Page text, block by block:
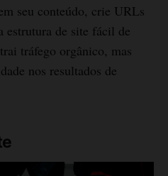
seu conteúdo, crie URLs
estrutura de site fácil de
tráfego orgânico, mas
nos resultados de